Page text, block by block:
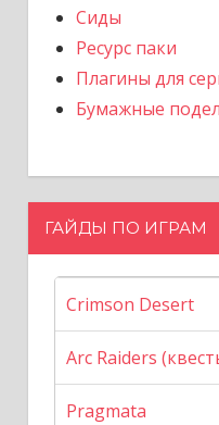
Сиды
Ресурс паки
Плагины для
Бумажные
ГАЙДЫ ПО ИГРАМ
Crimson Desert
Arc Raiders
Pragmata